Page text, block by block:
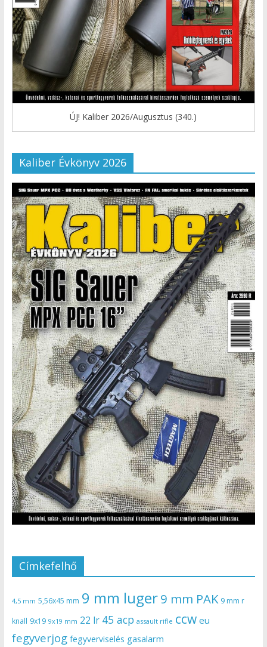
ÚJ! Kaliber 2026/Augusztus (340.)
Kaliber Évkönyv 2026
Címkefelhő
4,5 mm 5,56x45 mm 9 mm luger9 mm PAK 9 mm r
knall 9x19 9x19 mm 22 lr 45 acp assault rifle ccw eu
fegyverjog fegyverviselés gasalarm